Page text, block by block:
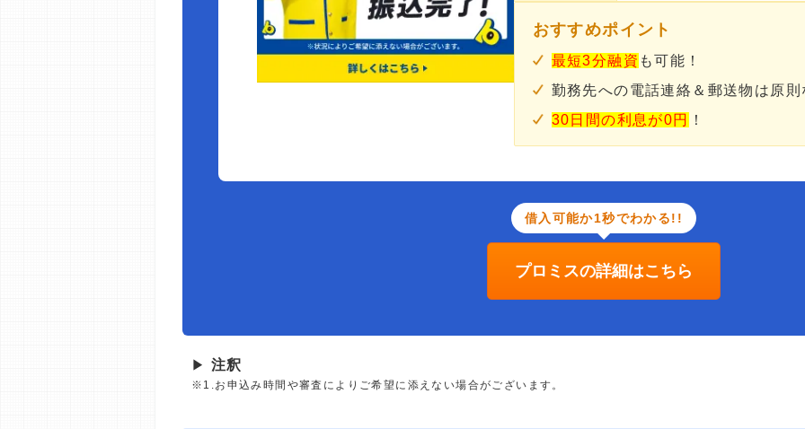
おすすめポイント
最短3分融資 も可能！
勤務先への電話連絡＆郵送物は原則
30日間の利息が0円
！
借入可能か1秒でわかる!!
プロミスの詳細はこちら
▶ 注釈
※1.お申込み時間や審査によりご希望に添えない場合がございます。